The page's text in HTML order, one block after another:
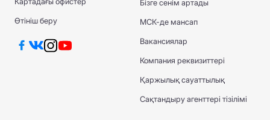
Өтініш беру
Бізге сенім артады
МСК-де мансап
Вакансиялар
Компания реквизиттері
Қаржылық сауаттылық
Сақтандыру агенттері тізілімі